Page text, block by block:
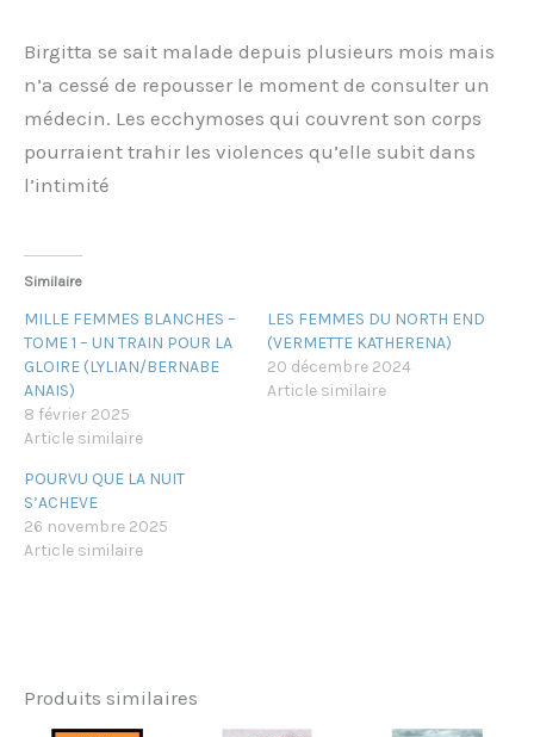
Birgitta se sait malade depuis plusieurs mois mais
n’a cessé de repousser le moment de consulter un
médecin. Les ecchymoses qui couvrent son corps
pourraient trahir les violences qu’elle subit dans
l’intimité
Similaire
MILLE FEMMES BLANCHES –
TOME 1 – UN TRAIN POUR LA
GLOIRE (LYLIAN/BERNABE
ANAIS)
8 février 2025
Article similaire
LES FEMMES DU NORTH END
(VERMETTE KATHERENA)
20 décembre 2024
Article similaire
POURVU QUE LA NUIT
S’ACHEVE
26 novembre 2025
Article similaire
Produits similaires